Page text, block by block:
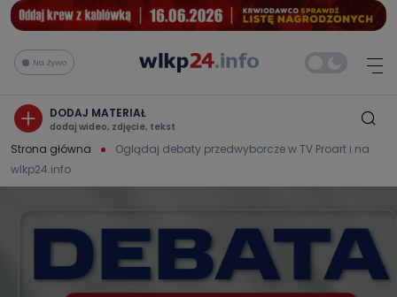
Na żywo
DODAJ MATERIAŁ
dodaj wideo, zdjęcie, tekst
Strona główna
Oglądaj debaty przedwyborcze w TV Proart i na
wlkp24.info